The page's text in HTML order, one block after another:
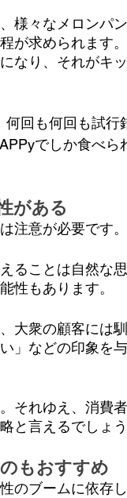
様々なメロンパン
が求められます
なり、それがキ
回も何回も試行
でしか食べら
がある
注意が必要です。
ることは自然な
性もあります。
大衆の顧客には
」などの印象を
それゆえ、消費者
と言えるでしょう
もおすすめ
のブームに依存